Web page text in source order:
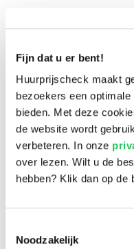
Fijn dat u er bent!
Huurprijscheck maakt
bezoekers een
bieden. Met deze
de website wordt
verbeteren. In onze
over lezen. Wilt u de
hebben? Klik dan op de
Noodzakelijk
Snel en eenvoudig